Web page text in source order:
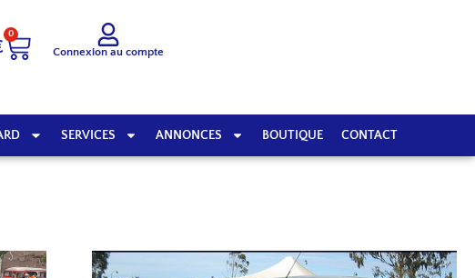
0
Connexion au compte
SERVICES ANNONCES BOUTIQUE CONTACT